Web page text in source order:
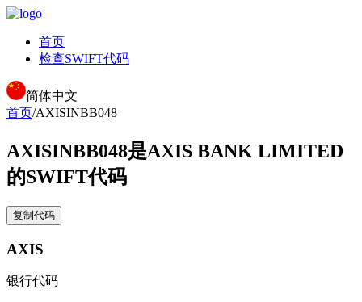
首页
检查SWIFT代码
简体中文
首页/AXISINBB048
AXISINBB048是AXIS BANK LIMITED
的SWIFT代码
复制代码
AXIS
银行代码